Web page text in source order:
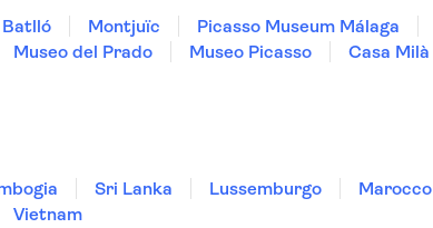
Batlló Montjuïc
Picasso Museum Málaga
Museo del Prado Museo Picasso
Casa Milà
Sri Lanka Lussemburgo Marocco
Vietnam